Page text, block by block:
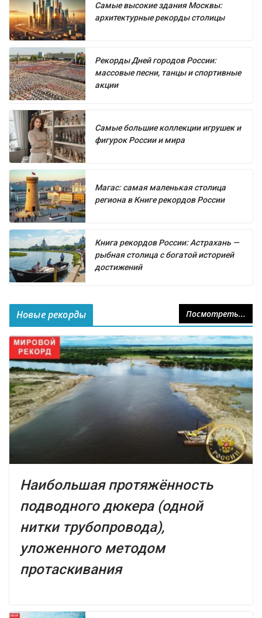
Самые высокие здания Москвы:
архитектурные рекорды столицы
Рекорды Дней городов России:
массовые песни, танцы и спортивные
акции
Самые большие коллекции игрушек и
фигурок России и мира
Магас: самая маленькая столица
региона в Книге рекордов России
Книга рекордов России: Астрахань —
рыбная столица с богатой историей
достижений
Новые рекорды Посмотреть...
Наибольшая протяжённость
подводного дюкера (одной
нитки трубопровода),
уложенного методом
протаскивания